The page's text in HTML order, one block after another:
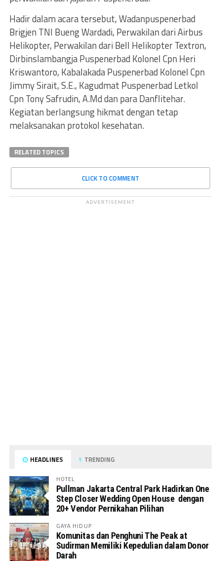
Hadir dalam acara tersebut, Wadanpuspenerbad
Brigjen TNI Bueng Wardadi, Perwakilan dari Airbus
Helikopter, Perwakilan dari Bell Helikopter Textron,
Dirbinslambangja Puspenerbad Kolonel Cpn Heri
Kriswantoro, Kabalakada Puspenerbad Kolonel Cpn
Jimmy Sirait, S.E., Kagudmat Puspenerbad Letkol
Cpn Tony Safrudin, A.Md dan para Danflitehar.
Kegiatan berlangsung hikmat dengan tetap
melaksanakan protokol kesehatan.
RELATED TOPICS
CLICK TO COMMENT
ADVERTISEMENT
HEADLINES TRENDING
HOTEL
Pullman Jakarta Central Park Hadirkan One
Step Closer Wedding Open House dengan
20+ Vendor Pernikahan Pilihan
GAYA HIDUP
Komunitas dan Penghuni The Peak at
Sudirman Memiliki Kepedulian dalam Donor
Darah